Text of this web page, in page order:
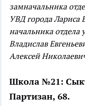
замначальника
УВД города Лариса
начальника отдела
Владислав
Алексей
Школа №21:
Партизан, 68.